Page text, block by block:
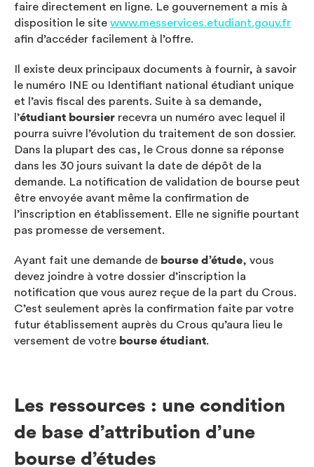
faire directement en ligne. Le gouvernement a mis à
disposition le site www.messervices.etudiant.gouv.fr
afin d’accéder facilement à l’offre.
Il existe deux principaux documents à fournir, à savoir
le numéro INE ou Identifiant national étudiant unique
et l’avis fiscal des parents. Suite à sa demande,
l’étudiant boursier recevra un numéro avec lequel il
pourra suivre l’évolution du traitement de son dossier.
Dans la plupart des cas, le Crous donne sa réponse
dans les 30 jours suivant la date de dépôt de la
demande. La notification de validation de bourse peut
être envoyée avant même la confirmation de
l’inscription en établissement. Elle ne signifie pourtant
pas promesse de versement.
Ayant fait une demande de bourse d’étude, vous
devez joindre à votre dossier d’inscription la
notification que vous aurez reçue de la part du Crous.
C’est seulement après la confirmation faite par votre
futur établissement auprès du Crous qu’aura lieu le
versement de votre bourse étudiant.
Les ressources : une condition
de base d’attribution d’une
bourse d’études